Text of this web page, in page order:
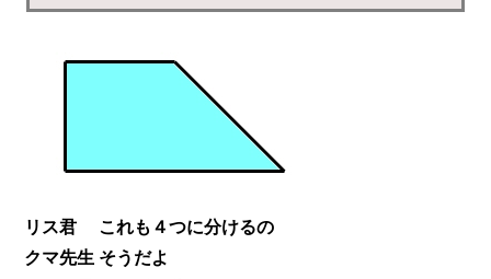
リス君
これも４つに分けるの
クマ先生 そうだよ